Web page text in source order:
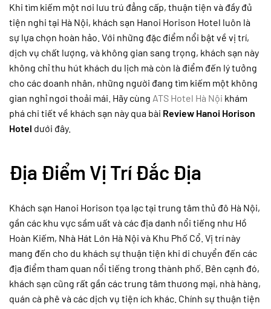
Khi tìm kiếm một nơi lưu trú đẳng cấp, thuận tiện và đầy đủ
tiện nghi tại Hà Nội, khách sạn Hanoi Horison Hotel luôn là
sự lựa chọn hoàn hảo. Với những đặc điểm nổi bật về vị trí,
dịch vụ chất lượng, và không gian sang trọng, khách sạn này
không chỉ thu hút khách du lịch mà còn là điểm đến lý tưởng
cho các doanh nhân, những người đang tìm kiếm một không
gian nghỉ ngơi thoải mái. Hãy cùng ATS Hotel Hà Nội khám
phá chi tiết về khách sạn này qua bài Review Hanoi Horison
Hotel dưới đây.
Địa Điểm Vị Trí Đắc Địa
Khách sạn Hanoi Horison tọa lạc tại trung tâm thủ đô Hà Nội,
gần các khu vực sầm uất và các địa danh nổi tiếng như Hồ
Hoàn Kiếm, Nhà Hát Lớn Hà Nội và Khu Phố Cổ. Vị trí này
mang đến cho du khách sự thuận tiện khi di chuyển đến các
địa điểm tham quan nổi tiếng trong thành phố. Bên cạnh đó,
khách sạn cũng rất gần các trung tâm thương mại, nhà hàng,
quán cà phê và các dịch vụ tiện ích khác. Chính sự thuận tiện